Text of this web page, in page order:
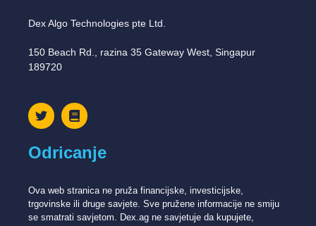
Dex Algo Technologies pte Ltd.
150 Beach Rd., razina 35 Gateway West, Singapur
189720
Odricanje
Ova web stranica ne pruža financijske, investicijske,
trgovinske ili druge savjete. Sve pružene informacije ne smiju
se smatrati savjetom. Dex.ag ne savjetuje da kupujete,